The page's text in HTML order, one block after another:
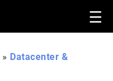
» Datacenter &